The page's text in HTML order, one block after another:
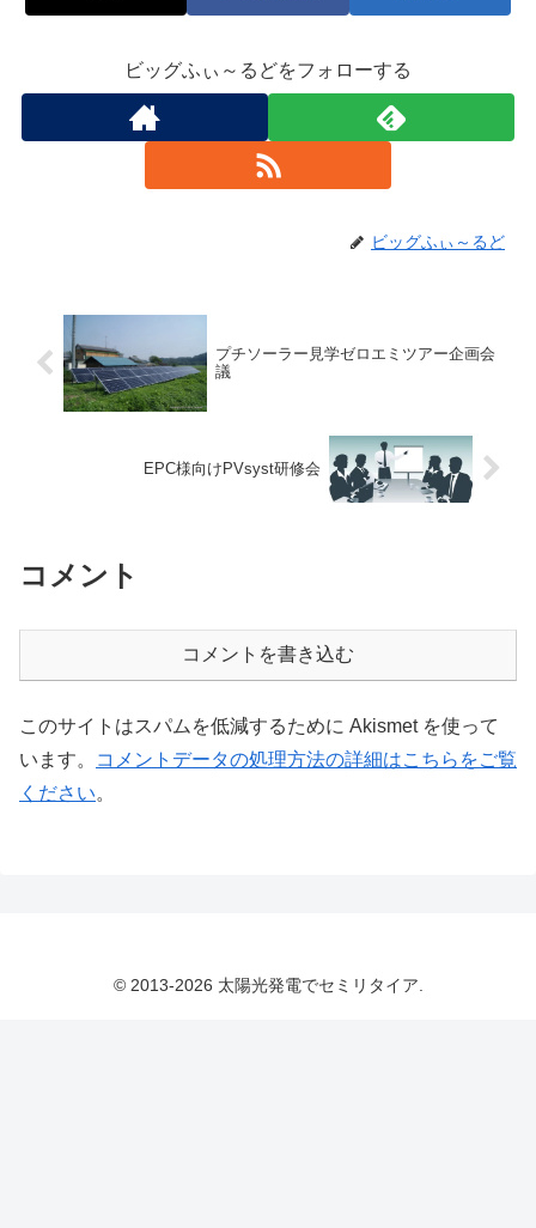
ビッグふぃ～るどをフォローする
ビッグふぃ～るど
プチソーラー見学ゼロエミツアー企画会
議
EPC様向けPVsyst研修会
コメント
コメントを書き込む
このサイトはスパムを低減するために Akismet を使って
います。
コメントデータの処理方法の詳細はこちらをご覧
ください。
© 2013-2026 太陽光発電でセミリタイア.